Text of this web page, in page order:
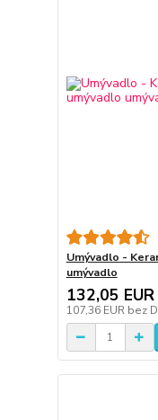
Umývadlo -
umývadlo
132,05 EUR
107,36 EUR bez